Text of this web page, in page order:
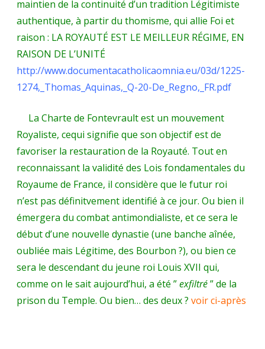
maintien de la continuité d’un tradition Légitimiste
authentique, à partir du thomisme, qui allie Foi et
raison : LA ROYAUTÉ EST LE MEILLEUR RÉGIME, EN
RAISON DE L’UNITÉ
http://www.documentacatholicaomnia.eu/03d/1225-
1274,_Thomas_Aquinas,_Q-20-De_Regno,_FR.pdf
La Charte de Fontevrault est un mouvement
Royaliste, cequi signifie que son objectif est de
favoriser la restauration de la Royauté. Tout en
reconnaissant la validité des Lois fondamentales du
Royaume de France, il considère que le futur roi
n’est pas définitvement identifié à ce jour. Ou bien il
émergera du combat antimondialiste, et ce sera le
début d’une nouvelle dynastie (une banche aînée,
oubliée mais Légitime, des Bourbon ?), ou bien ce
sera le descendant du jeune roi Louis XVII qui,
comme on le sait aujourd’hui, a été ”exfiltré” de la
prison du Temple. Ou bien… des deux ? voir ci-après